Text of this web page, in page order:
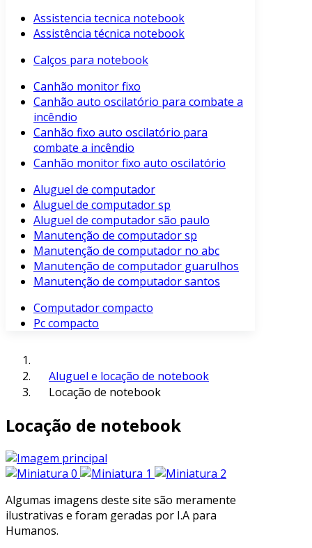
Assistencia tecnica notebook
Assistência técnica notebook
Calços para notebook
Canhão monitor fixo
Canhão auto oscilatório para combate a
incêndio
Canhão fixo auto oscilatório para
combate a incêndio
Canhão monitor fixo auto oscilatório
Aluguel de computador
Aluguel de computador sp
Aluguel de computador são paulo
Manutenção de computador sp
Manutenção de computador no abc
Manutenção de computador guarulhos
Manutenção de computador santos
Computador compacto
Pc compacto
Aluguel e locação de notebook
Locação de notebook
Locação de notebook
Algumas imagens deste site são meramente
ilustrativas e foram geradas por I.A para
Humanos.